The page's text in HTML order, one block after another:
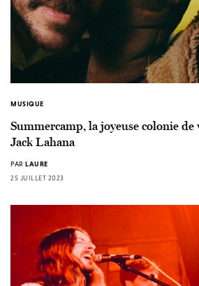
MUSIQUE
Summercamp, la joyeuse colonie de
Jack Lahana
PAR LAURE
25 JUILLET 2023